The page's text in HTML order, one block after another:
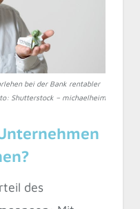
bei der Bank rentabler
Shutterstock – michaelheim)
des